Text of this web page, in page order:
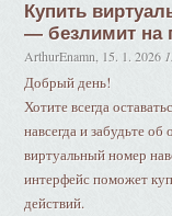
Купить
— безлимит на
ArthurEnamn 15. 1. 2026
Добрый день!
Хотите всегда
навсегда и забудьте
виртуальный номер
интерфейс поможет
действий.